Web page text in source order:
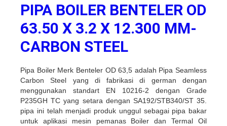
PIPA BOILER BENTELER OD
63.50 X 3.2 X 12.300 MM-
CARBON STEEL
Pipa Boiler Merk Benteler OD 63,5 adalah Pipa Seamless
Carbon Steel yang di fabrikasi di german dengan
menggunakan standart EN 10216-2 dengan Grade
P235GH TC yang setara dengan SA192/STB340/ST 35.
pipa ini telah menjadi produk unggul sebagai pipa bakar
untuk aplikasi mesin pemanas Boiler dan Termal Oil